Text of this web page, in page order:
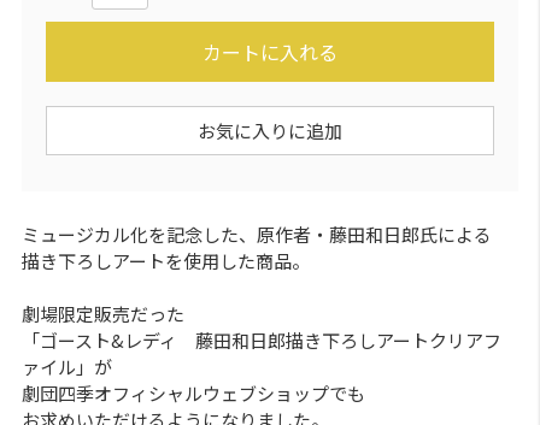
カートに入れる
お気に入りに追加
ミュージカル化を記念した、原作者・藤田和日郎氏による
描き下ろしアートを使用した商品。
劇場限定販売だった
「ゴースト&レディ 藤田和日郎描き下ろしアートクリアフ
ァイル」が
劇団四季オフィシャルウェブショップでも
お求めいただけるようになりました。